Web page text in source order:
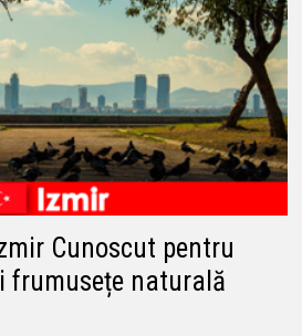
Cunoscut pentru
frumusețe naturală